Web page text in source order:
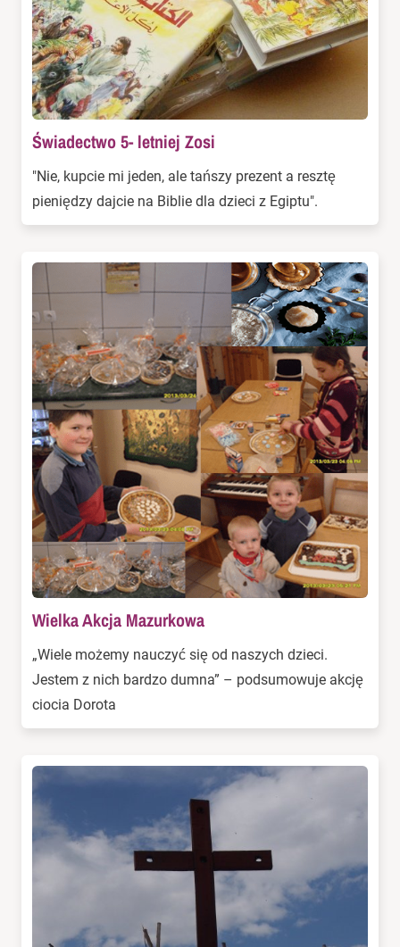
Świadectwo 5- letniej Zosi
"Nie, kupcie mi jeden, ale tańszy prezent a resztę
pieniędzy dajcie na Biblie dla dzieci z Egiptu".
Wielka Akcja Mazurkowa
„Wiele możemy nauczyć się od naszych dzieci.
Jestem z nich bardzo dumna” – podsumowuje akcję
ciocia Dorota